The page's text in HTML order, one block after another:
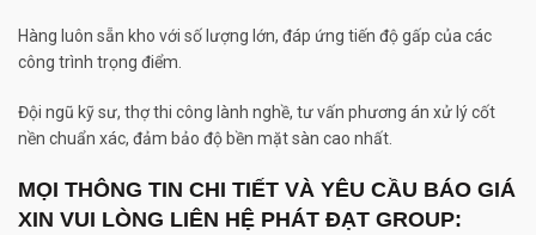
Hàng luôn sẵn kho với số lượng lớn, đáp ứng tiến độ gấp của các
công trình trọng điểm.
Đội ngũ kỹ sư, thợ thi công lành nghề, tư vấn phương án xử lý cốt
nền chuẩn xác, đảm bảo độ bền mặt sàn cao nhất.
MỌI THÔNG TIN CHI TIẾT VÀ YÊU CẦU BÁO GIÁ
XIN VUI LÒNG LIÊN HỆ PHÁT ĐẠT GROUP: